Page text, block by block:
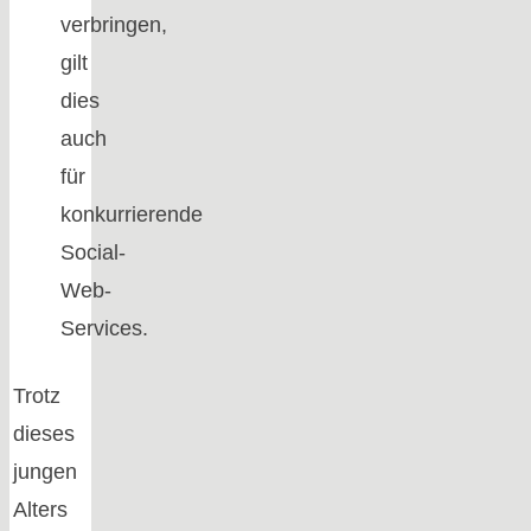
verbringen,
gilt
dies
auch
für
konkurrierende
Social-
Web-
Services.
Trotz
dieses
jungen
Alters